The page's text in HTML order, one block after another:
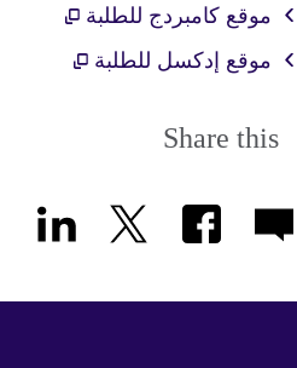
موقع كامبردج للطلبة
موقع إدكسل للطلبة
Share this